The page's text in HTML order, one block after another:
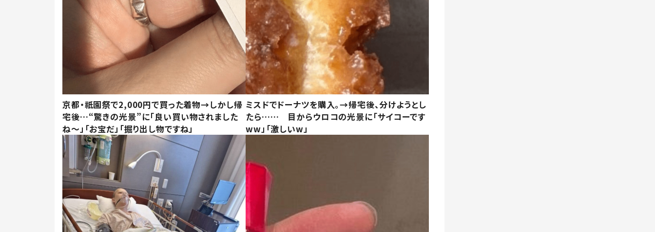
京都・祇園祭で2,000円で買った着物→しかし帰
宅後…“驚きの光景”に「良い買い物されました
ね～」「お宝だ」「掘り出し物ですね」
ミスドでドーナツを購入。→帰宅後、分けようとし
たら…… 目からウロコの光景に「サイコーです
ww」「激しいw」